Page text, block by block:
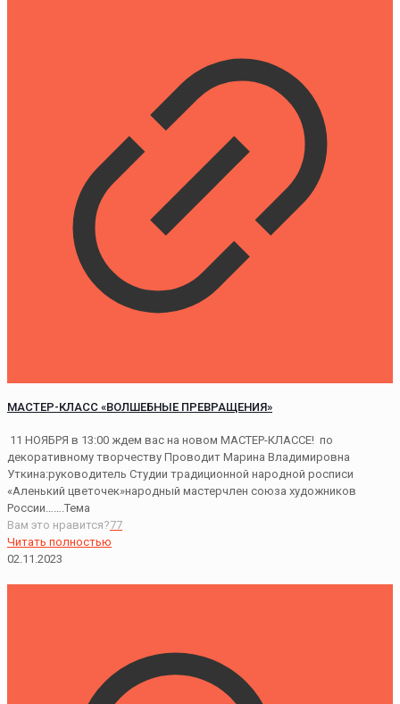
МАСТЕР-КЛАСС «ВОЛШЕБНЫЕ ПРЕВРАЩЕНИЯ»
11 НОЯБРЯ в 13:00 ждем вас на новом МАСТЕР-КЛАССЕ! по
декоративному творчеству Проводит Марина Владимировна
Уткина:руководитель Студии традиционной народной росписи
«Аленький цветочек»народный мастерчлен союза художников
России…….Тема
Вам это нравится?77
Читать полностью
02.11.2023